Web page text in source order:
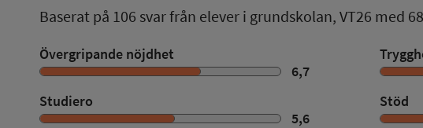
Baserat på 106 svar från elever i grundskolan, VT26 med
Övergripande nöjdhet
6,7
Studiero
5,6
Stöd